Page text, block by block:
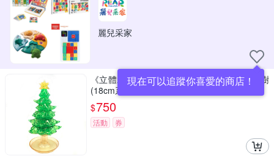
麗兒采家
現在可以追蹤你喜愛的商店！
《立體水晶拼圖》3D Crystal Puzzles生命之樹
(18cm系列/69片)
$750
活動 券